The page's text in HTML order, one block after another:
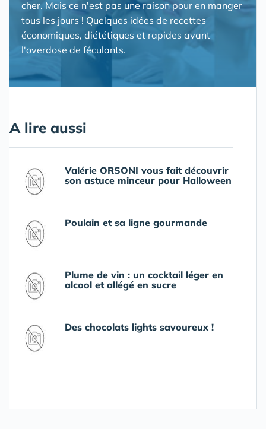
cher. Mais ce n'est pas une raison pour en manger
tous les jours ! Quelques idées de recettes
économiques, diététiques et rapides avant
l'overdose de féculants.
A lire aussi
Valérie ORSONI vous fait découvrir
son astuce minceur pour Halloween
Poulain et sa ligne gourmande
Plume de vin : un cocktail léger en
alcool et allégé en sucre
Des chocolats lights savoureux !